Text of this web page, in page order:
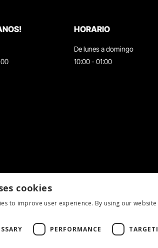
HORARIO
De lunes a domingo
10:00 - 01:00
cookies
to improve user experience. By using our
PERFORMANCE